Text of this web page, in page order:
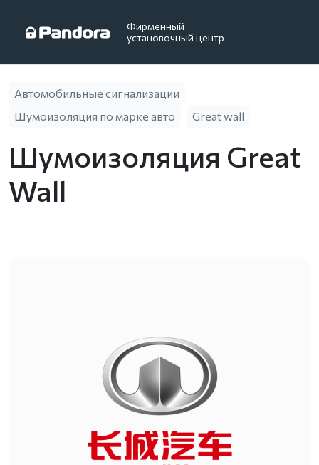
Фирменный
установочный центр
Автомобильные сигнализации
Шумоизоляция по марке авто
Great wall
Шумоизоляция Great
Wall